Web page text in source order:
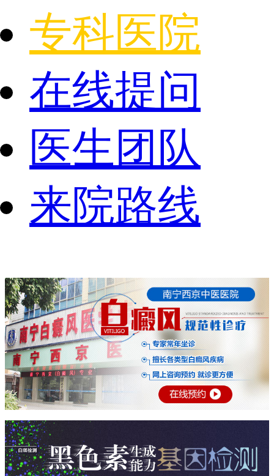
专科医院
在线提问
医生团队
来院路线